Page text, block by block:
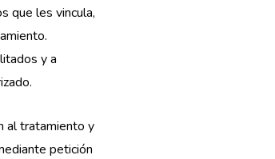
que les vincula,
y a
al tratamiento y
petición